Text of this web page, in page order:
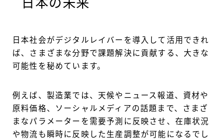
日本社会がデジタルレイバーを導入して活用できれ
ば、さまざまな分野で課題解決に貢献する、大きな
可能性を秘めています。
例えば、製造業では、天候やニュース報道、資材や
原料価格、ソーシャルメディアの話題まで、さまざ
まなパラメーターを需要予測に反映させ、在庫状況
や物流も瞬時に反映した生産調整が可能になるでし